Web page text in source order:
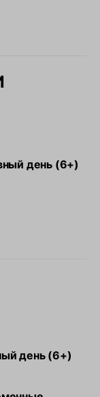
день (6+)
день (6+)